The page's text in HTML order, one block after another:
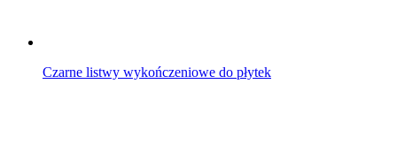
Czarne listwy wykończeniowe do płytek